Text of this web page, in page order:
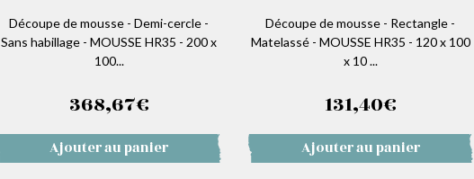
Découpe de mousse - Demi-cercle -
Sans habillage - MOUSSE HR35 - 200 x
100...
368,67€
Ajouter au panier
Découpe de mousse - Rectangle -
Matelassé - MOUSSE HR35 - 120 x 100
x 10 ...
131,40€
Ajouter au panier